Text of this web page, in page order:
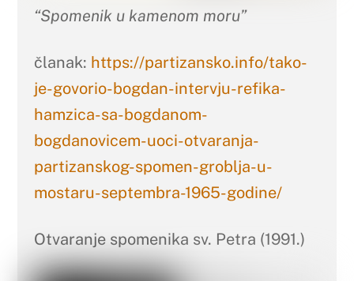
“Spomenik u kamenom moru”
članak: https://partizansko.info/tako-
je-govorio-bogdan-intervju-refika-
hamzica-sa-bogdanom-
bogdanovicem-uoci-otvaranja-
partizanskog-spomen-groblja-u-
mostaru-septembra-1965-godine/
Otvaranje spomenika sv. Petra (1991.)